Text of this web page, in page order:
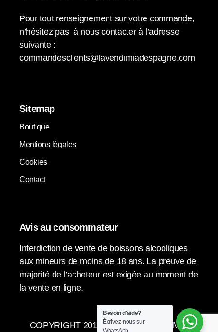
Pour tout renseignement sur votre commande,
n’hésitez pas à nous contacter à l’adresse
suivante :
commandesclients@lavendimiadespagne.com
Sitemap
Boutique
Mentions légales
Cookies
Contact
Avis au consommateur
Interdiction de vente de boissons alcooliques
aux mineurs de moins de 18 ans. La preuve de
majorité de l’acheteur est exigée au moment de
la vente en ligne.
COPYRIGHT 2015-2024 © LA VENDIMIA
Besoin d'aide?
Écrivez-nous sur
WhatsApp